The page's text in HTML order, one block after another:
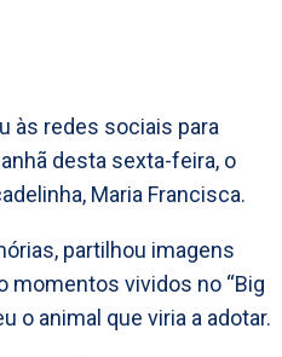
às redes sociais para
desta sexta-feira, o
Maria Francisca.
partilhou imagens
momentos vividos no “Big
o animal que viria a adotar.